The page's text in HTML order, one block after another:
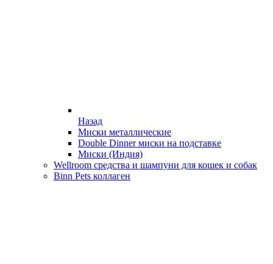
Назад
Миски металлические
Double Dinner миски на подставке
Миски (Индия)
Wellroom средства и шампуни для кошек и собак
Binn Pets коллаген